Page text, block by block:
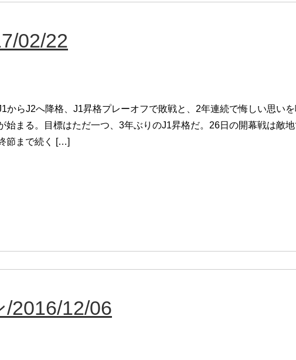
02/22
からJ2へ降格、J1昇格プレーオフで敗戦と、2年連続で悔しい思い
始まる。目標はただ一つ、3年ぶりのJ1昇格だ。26日の開幕戦は敵
節まで続く […]
2016/12/06